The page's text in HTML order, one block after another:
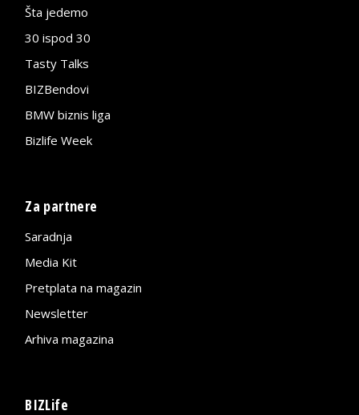
Šta jedemo
30 ispod 30
Tasty Talks
BIZBendovi
BMW biznis liga
Bizlife Week
Za partnere
Saradnja
Media Kit
Pretplata na magazin
Newsletter
Arhiva magazina
BIZLife